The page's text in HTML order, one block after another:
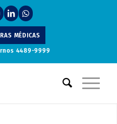
MÉDICAS
4489-9999